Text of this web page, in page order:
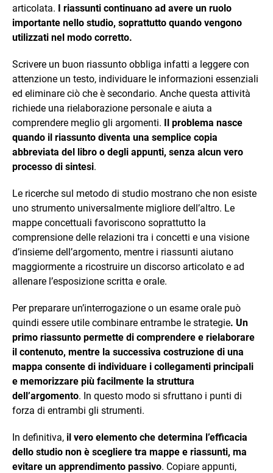
articolata. I riassunti continuano ad avere un ruolo
importante nello studio, soprattutto quando vengono
utilizzati nel modo corretto.
Scrivere un buon riassunto obbliga infatti a leggere con
attenzione un testo, individuare le informazioni essenziali
ed eliminare ciò che è secondario. Anche questa attività
richiede una rielaborazione personale e aiuta a
comprendere meglio gli argomenti. Il problema nasce
quando il riassunto diventa una semplice copia
abbreviata del libro o degli appunti, senza alcun vero
processo di sintesi.
Le ricerche sul metodo di studio mostrano che non esiste
uno strumento universalmente migliore dell’altro. Le
mappe concettuali favoriscono soprattutto la
comprensione delle relazioni tra i concetti e una visione
d’insieme dell’argomento, mentre i riassunti aiutano
maggiormente a ricostruire un discorso articolato e ad
allenare l’esposizione scritta e orale.
Per preparare un’interrogazione o un esame orale può
quindi essere utile combinare entrambe le strategie. Un
primo riassunto permette di comprendere e rielaborare
il contenuto, mentre la successiva costruzione di una
mappa consente di individuare i collegamenti principali
e memorizzare più facilmente la struttura
dell’argomento. In questo modo si sfruttano i punti di
forza di entrambi gli strumenti.
In definitiva, il vero elemento che determina l’efficacia
dello studio non è scegliere tra mappe e riassunti, ma
evitare un apprendimento passivo. Copiare appunti,